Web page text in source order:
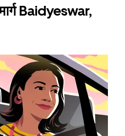
Baidyeswar,